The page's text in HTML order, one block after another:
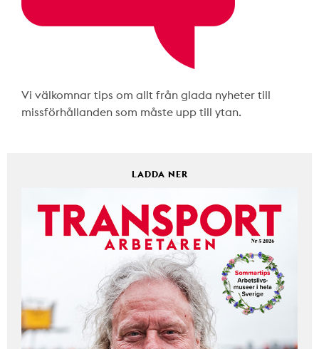
Vi välkomnar tips om allt från glada nyheter till
missförhållanden som måste upp till ytan.
LADDA NER